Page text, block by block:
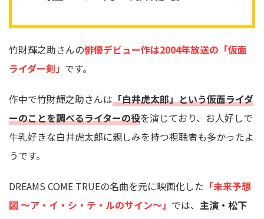
竹財輝之助さんの俳優デビュー作は2004年放送の「仮面
ライダー剣」 です。
作中で竹財輝之助さんは「白井虎太郎」という仮面ライダ
ーのことを調べるライターの役を演じており、お人好しで
牛乳好きな白井虎太郎に親しみを持つ視聴者も多かったよ
うです。
DREAMS COME TRUEの名曲を元に映画化した 「未来予想
図 〜ア・イ・シ・テ・ルのサイン〜」 では、 主演・松下